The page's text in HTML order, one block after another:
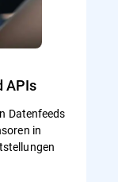
APIs
Datenfeeds
in